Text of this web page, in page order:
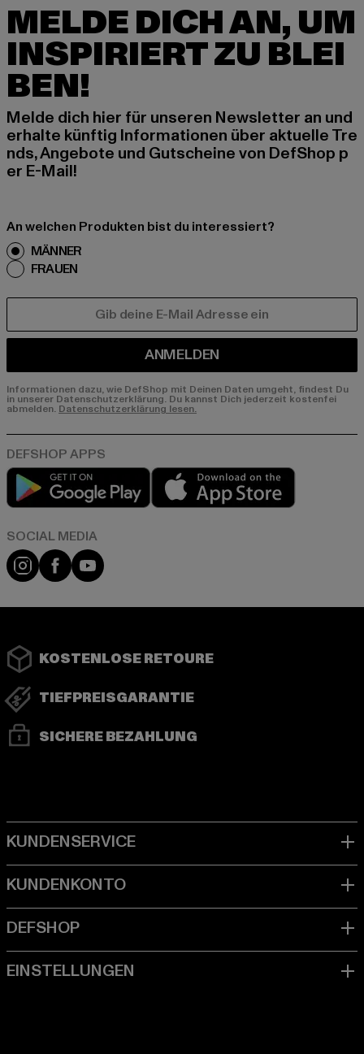
MELDE DICH AN, UM
INSPIRIERT ZU BLEI
BEN!
Melde dich hier für unseren Newsletter an und
erhalte künftig Informationen über aktuelle Tre
nds, Angebote und Gutscheine von DefShop p
er E-Mail!
An welchen Produkten bist du interessiert?
MÄNNER
FRAUEN
ANMELDEN
Informationen dazu, wie DefShop mit Deinen Daten umgeht, findest Du
in unserer Datenschutzerklärung. Du kannst Dich jederzeit kostenfei
abmelden. Datenschutzerklärung lesen.
Play market
Instagram
FacebookYouTube
KOSTENLOSE RETOURE
TIEFPREISGARANTIE
SICHERE BEZAHLUNG